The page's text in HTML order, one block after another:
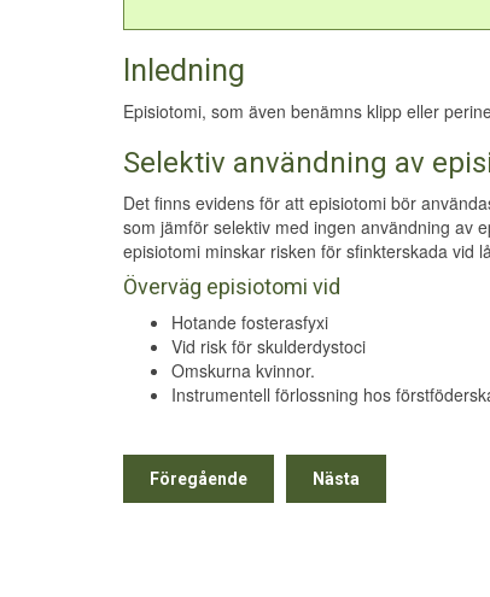
Inledning
Episiotomi, som även benämns klipp eller
Selektiv användning av
Det finns evidens för att episiotomi bör
som jämför selektiv med ingen användning av
episiotomi minskar risken för sfinkterskada vid
Överväg episiotomi vid
Hotande fosterasfyxi
Vid risk för skulderdystoci
Omskurna kvinnor.
Instrumentell förlossning hos
Föregående Nästa